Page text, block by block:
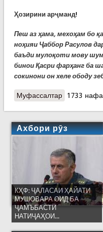
Ҳозирини арҷманд!
Пеш аз ҳама, мехоҳам бо
ноҳияи Ҷаббор Расулов
баъди мулоқоти мову
бинои Қасри фарҳанг ба
сокинони он хеле ободу
Муфассалтаро1733
Ахбори рӯз
КҲФ: ҶАЛАСАИ ҲАЙАТИ
МУШОВАРА ОИД БА
ҶАМЪБАСТИ
НАТИҶАҲОИ...